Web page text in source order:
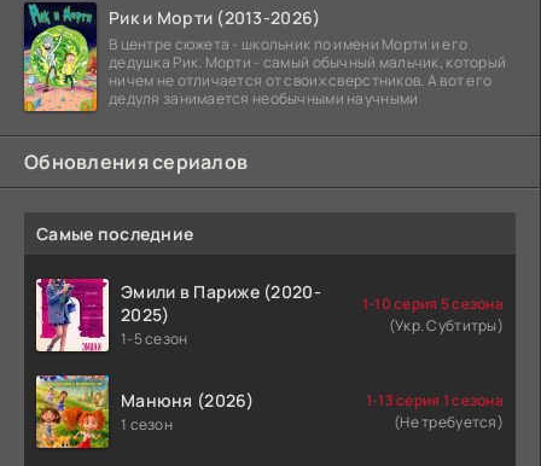
Рик и Морти (2013-2026)
В центре сюжета - школьник по имени Морти и его
дедушка Рик. Морти - самый обычный мальчик, который
ничем не отличается от своих сверстников. А вот его
дедуля занимается необычными научными
Обновления сериалов
Самые последние
Эмили в Париже (2020-
2025)
1-5 сезон
1-10 серия 5 сезона
(Укр. Субтитры)
Манюня (2026)
1 сезон
1-13 серия 1 сезона
(Не требуется)